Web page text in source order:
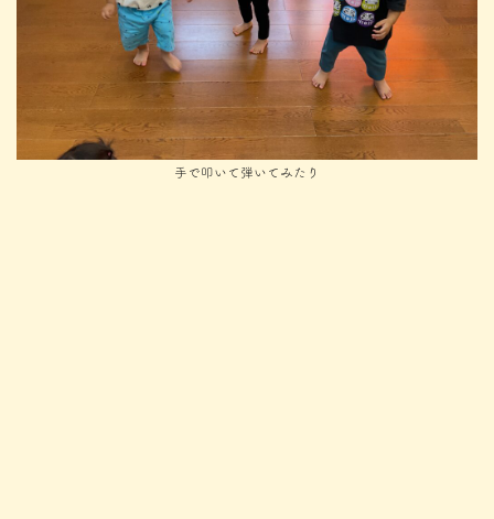
手で叩いて弾いてみたり